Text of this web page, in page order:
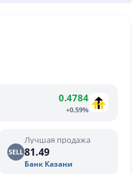
0.4784
+0.59%
SELL
Лучшая продажа
81.49
Банк Казани